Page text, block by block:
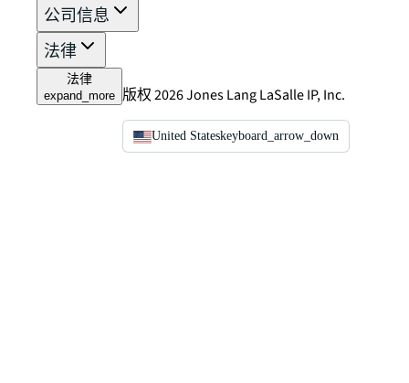
公司信息
法律
法律
expand_more 版权 2026 Jones Lang LaSalle IP, Inc.
United Stateskeyboard_arrow_down